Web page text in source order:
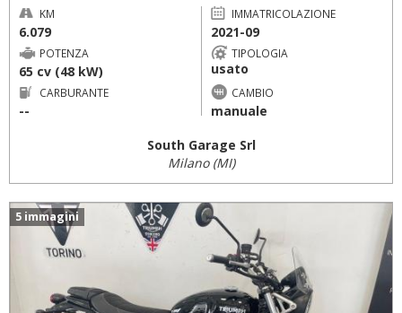
KM
6.079
IMMATRICOLAZIONE
2021-09
POTENZA
65 cv (48 kW)
TIPOLOGIA
usato
CARBURANTE
--
CAMBIO
manuale
South Garage Srl
Milano (MI)
5 immagini